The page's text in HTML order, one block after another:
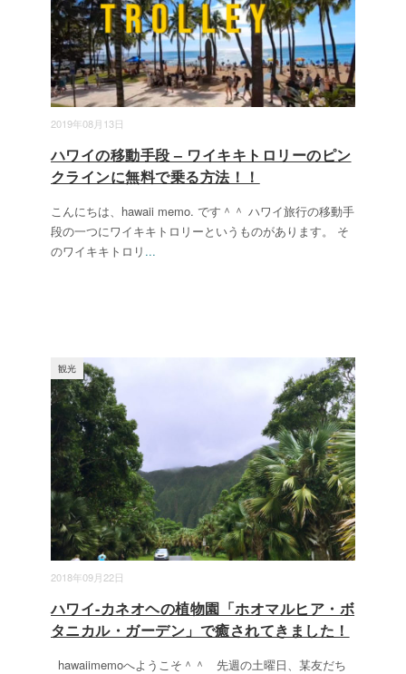
2019年08月13日
ハワイの移動手段 – ワイキキトロリーのピン
クラインに無料で乗る方法！！
こんにちは、hawaii memo. です＾＾ ハワイ旅行の移動手
段の一つにワイキキトロリーというものがあります。 そ
のワイキキトロリ ...
2018年09月22日
観光
ハワイ-カネオヘの植物園「ホオマルヒア・ボ
タニカル・ガーデン」で癒されてきました！
hawaiimemoへようこそ＾＾ 先週の土曜日、某友だち